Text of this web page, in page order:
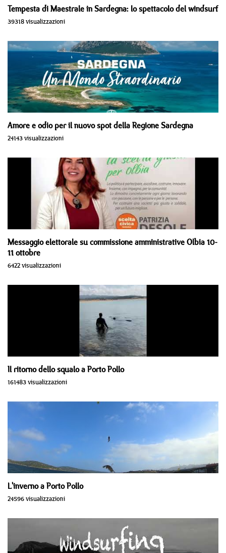
Tempesta di Maestrale in Sardegna: lo spettacolo del windsurf
39318 visualizzazioni
Amore e odio per il nuovo spot della Regione Sardegna
24143 visualizzazioni
Messaggio elettorale su commissione amministrative Olbia 10-
11 ottobre
6422 visualizzazioni
Il ritorno dello squalo a Porto Pollo
161483 visualizzazioni
L'inverno a Porto Pollo
24596 visualizzazioni